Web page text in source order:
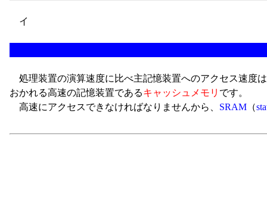
イ
処理装置の演算速度に比べ主記憶装置へのアクセス速度
おかれる高速の記憶装置であるキャッシュメモリ です。
高速にアクセスできなければなりませんから、 SRAM （